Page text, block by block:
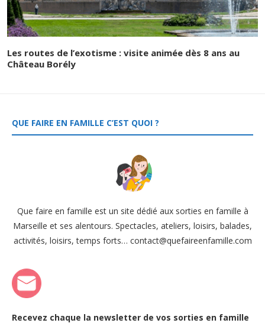
Les routes de l’exotisme : visite animée dès 8 ans au
Château Borély
QUE FAIRE EN FAMILLE C’EST QUOI ?
Que faire en famille est un site dédié aux sorties en famille à
Marseille et ses alentours. Spectacles, ateliers, loisirs, balades,
activités, loisirs, temps forts… contact@quefaireenfamille.com
Recevez chaque la newsletter de vos sorties en famille